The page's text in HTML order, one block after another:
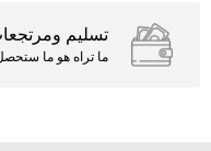
تسليم
ما تراه هو ما